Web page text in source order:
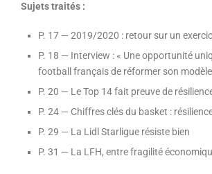
Sujets traités :
P. 17 — 2019/2020 : retour sur un
P. 18 — Interview : « Une opportunité
football français de réformer son
P. 20 — Le Top 14 fait preuve de
P. 24 — Chiffres clés du basket :
P. 29 — La Lidl Starligue résiste bien
P. 31 — La LFH, entre fragilité